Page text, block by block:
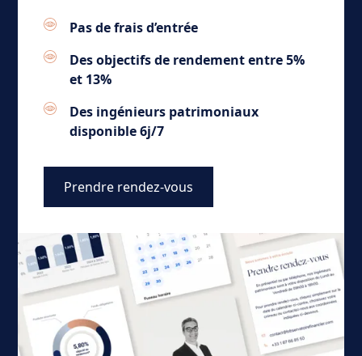
Pas de frais d’entrée
Des objectifs de rendement entre 5%
et 13%
Des ingénieurs patrimoniaux
disponible 6j/7
Prendre rendez-vous